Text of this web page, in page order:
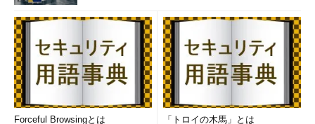
Forceful Browsingとは 「トロイの木馬」とは